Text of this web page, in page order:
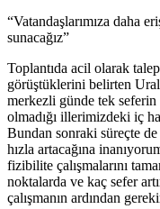
“Vatandaşlarımıza daha
sunacağız”
Toplantıda acil olarak
görüştüklerini belirten
merkezli günde tek
olmadığı illerimizdeki iç
Bundan sonraki süreçte
hızla artacağına
fizibilite çalışmalarını
noktalarda ve kaç sefer
çalışmanın ardından